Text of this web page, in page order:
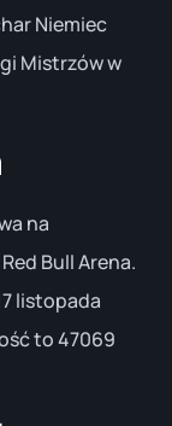
Niemiec
Mistrzów w
na
Bull Arena.
listopada
to 47069